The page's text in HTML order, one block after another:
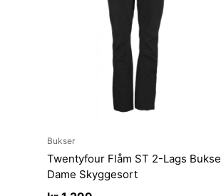
Bukser
Twentyfour Flåm ST 2-Lags Bukse
Dame Skyggesort